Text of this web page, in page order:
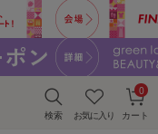
検索 お気に入り カート
0